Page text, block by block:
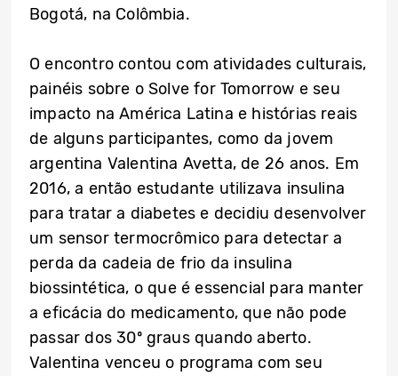
Bogotá, na Colômbia.
O encontro contou com atividades culturais,
painéis sobre o Solve for Tomorrow e seu
impacto na América Latina e histórias reais
de alguns participantes, como da jovem
argentina Valentina Avetta, de 26 anos. Em
2016, a então estudante utilizava insulina
para tratar a diabetes e decidiu desenvolver
um sensor termocrômico para detectar a
perda da cadeia de frio da insulina
biossintética, o que é essencial para manter
a eficácia do medicamento, que não pode
passar dos 30º graus quando aberto.
Valentina venceu o programa com seu